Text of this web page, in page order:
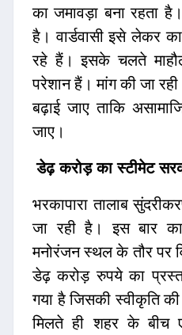
का जमावड़ा बना रहता
है। वार्डवासी इसे लेकर
रहे हैं। इसके चलते
परेशान हैं। मांग की जा
बढ़ाई जाए ताकि
जाए।
डेढ़ करोड़ का स्टीमेट
भरकापारा तालाब
जा रही है। इस बार
मनोरंजन स्थल के तौर पर
डेढ़ करोड़ रुपये का
गया है जिसकी स्वीकृति की
मिलते ही शहर के बीच